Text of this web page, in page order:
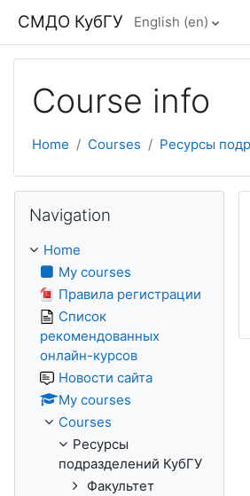
СМДО КубГУ English ‎(en)‎
Course info
Home Courses Ресурсы
Navigation
Home
My courses
Правила регистрации
Список
рекомендованных
онлайн-курсов
Новости сайта
My courses
Courses
Ресурсы
подразделений КубГУ
Факультет